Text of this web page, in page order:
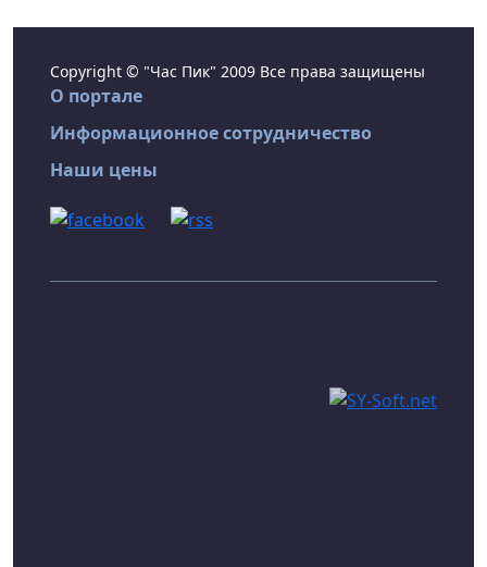
Copyright © "Час Пик" 2009 Все права защищены
О портале
Информационное сотрудничество
Наши цены